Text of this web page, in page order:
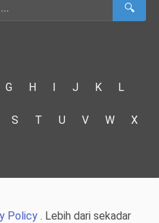
🔍
G H I J K L
S T U V W X
Policy. Lebih dari sekadar